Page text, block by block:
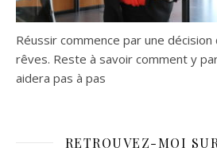
Réussir commence par une
rêves. Reste à savoir comment y
aidera pas à pas
RETROUVEZ-MOI